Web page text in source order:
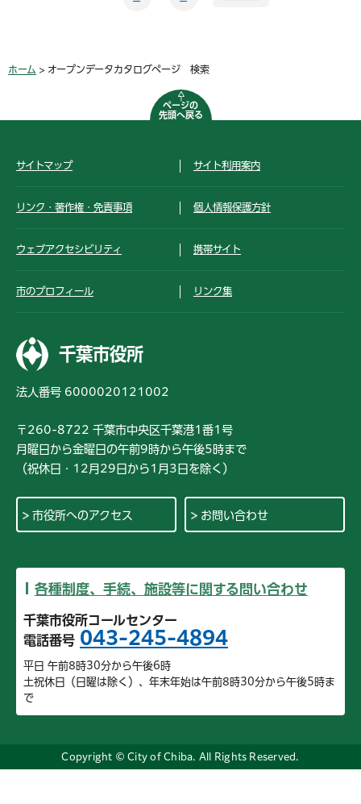
ホーム > オープンデータカタログページ 検索
ページの
先頭へ戻る
サイトマップ サイト利用案内
リンク・著作権・免責事項 個人情報保護方針
ウェブアクセシビリティ 携帯サイト
市のプロフィール リンク集
千葉市役所
法人番号 6000020121002
〒260-8722 千葉市中央区千葉港1番1号
月曜日から金曜日の午前9時から午後5時まで
（祝休日・12月29日から1月3日を除く）
市役所へのアクセス お問い合わせ
各種制度、手続、施設等に関する問い合わせ
千葉市役所コールセンター
電話番号 043-245-4894
平日 午前8時30分から午後6時
土祝休日（日曜は除く）、年末年始は午前8時30分から午後5時ま
で
Copyright © City of Chiba. All Rights Reserved.